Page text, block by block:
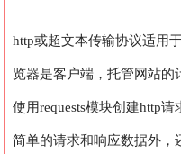
http或超文本传输协议适用
览器是客户端，托管网站的
使用requests模块创建http
简单的请求和响应数据外，